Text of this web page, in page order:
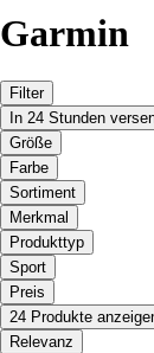
Garmin
Filter
In 24 Stunden
Größe
Farbe
Sortiment
Merkmal
Produkttyp
Sport
Preis
24 Produkte
Relevanz